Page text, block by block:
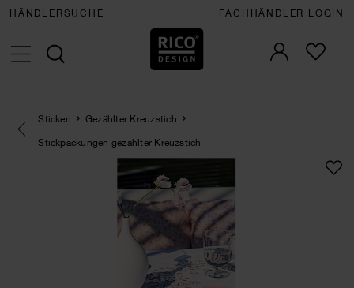
HÄNDLERSUCHE FACHHÄNDLER LOGIN
Eine Kategorie zurück navigieren
Sticken
Gezählter Kreuzstich
Stickpackungen gezählter Kreuzstich